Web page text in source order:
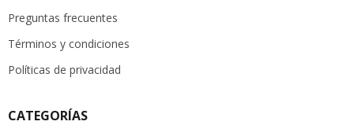
Preguntas frecuentes
Términos y condiciones
Políticas de privacidad
CATEGORÍAS